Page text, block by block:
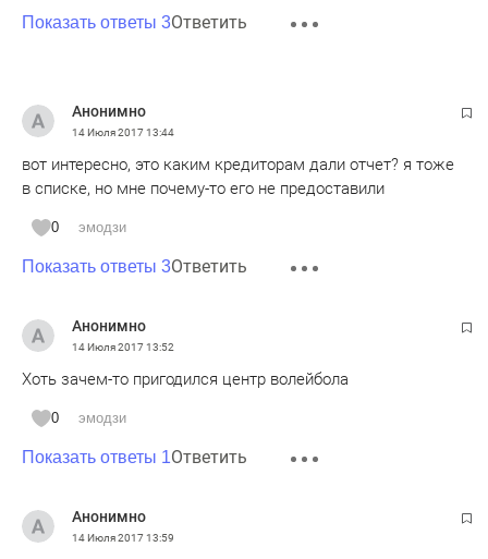
Показать ответы 3Ответить
Анонимно
14 Июля 201713:44
вот интересно, это каким кредиторам дали отчет? я тоже
в списке, но мне почему-то его не предоставили
0 эмодзи
Показать ответы 3Ответить
Анонимно
14 Июля 201713:52
Хоть зачем-то пригодился центр волейбола
0 эмодзи
Показать ответы 1Ответить
Анонимно
14 Июля 201713:59